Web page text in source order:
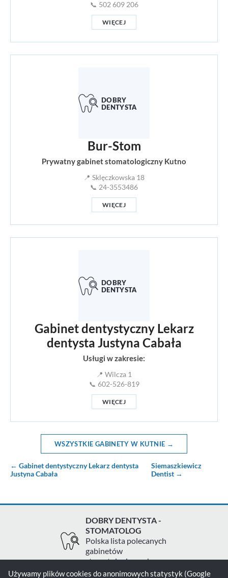
📞 502 609 206
WIĘCEJ
Bur-Stom
Prywatny gabinet stomatologiczny Kutno
📍 Sklęczkowska 18
📞 24-3553486
WIĘCEJ
Gabinet dentystyczny Lekarz
dentysta Justyna Cabała
Usługi w zakresie:
📍 Wilcza 1
📞 602-526-819
WIĘCEJ
WSZYSTKIE GABINETY W KUTNIE →
← Gabinet dentystyczny Lekarz dentysta
Justyna Cabała
Siemaszkiewicz
Dentist →
DOBRY DENTYSTA -
STOMATOLOG
Polska lista polecanych
gabinetów
stomatologicznych
Używamy plików cookies do anonimowych statystyk (Google